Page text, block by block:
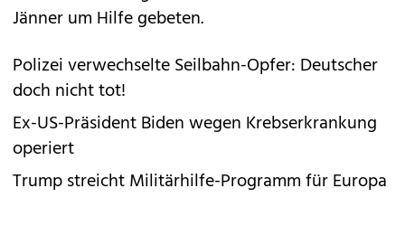
Jänner um Hilfe gebeten.
Polizei verwechselte Seilbahn-Opfer: Deutscher
doch nicht tot!
Ex-US-Präsident Biden wegen Krebserkrankung
operiert
Trump streicht Militärhilfe-Programm für Europa